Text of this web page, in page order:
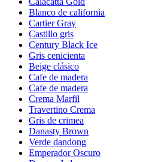
Blanco de california
Cartier Gray
Castillo gris
Century Black Ice
Gris cenicienta
Beige clásico
Cafe de madera
Cafe de madera
Crema Marfil
Travertino Crema
Gris de crimea
Danasty Brown
Verde dandong
Emperador Oscuro